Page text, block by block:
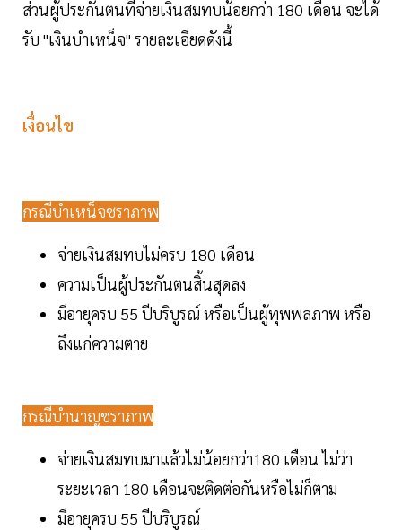
ส่วนผู้ประกันตนที่จ่ายเงินสมทบน้อยกว่า 180 เดือน จะได้
รับ "เงินบำเหน็จ" รายละเอียดดังนี้
เงื่อนไข
กรณีบำเหน็จชราภาพ
จ่ายเงินสมทบไม่ครบ 180 เดือน
ความเป็นผู้ประกันตนสิ้นสุดลง
มีอายุครบ 55 ปีบริบูรณ์ หรือเป็นผู้ทุพพลภาพ หรือ
ถึงแก่ความตาย
กรณีบำนาญชราภาพ
จ่ายเงินสมทบมาแล้วไม่น้อยกว่า180 เดือน ไม่ว่า
ระยะเวลา 180 เดือนจะติดต่อกันหรือไม่ก็ตาม
มีอายุครบ 55 ปีบริบูรณ์